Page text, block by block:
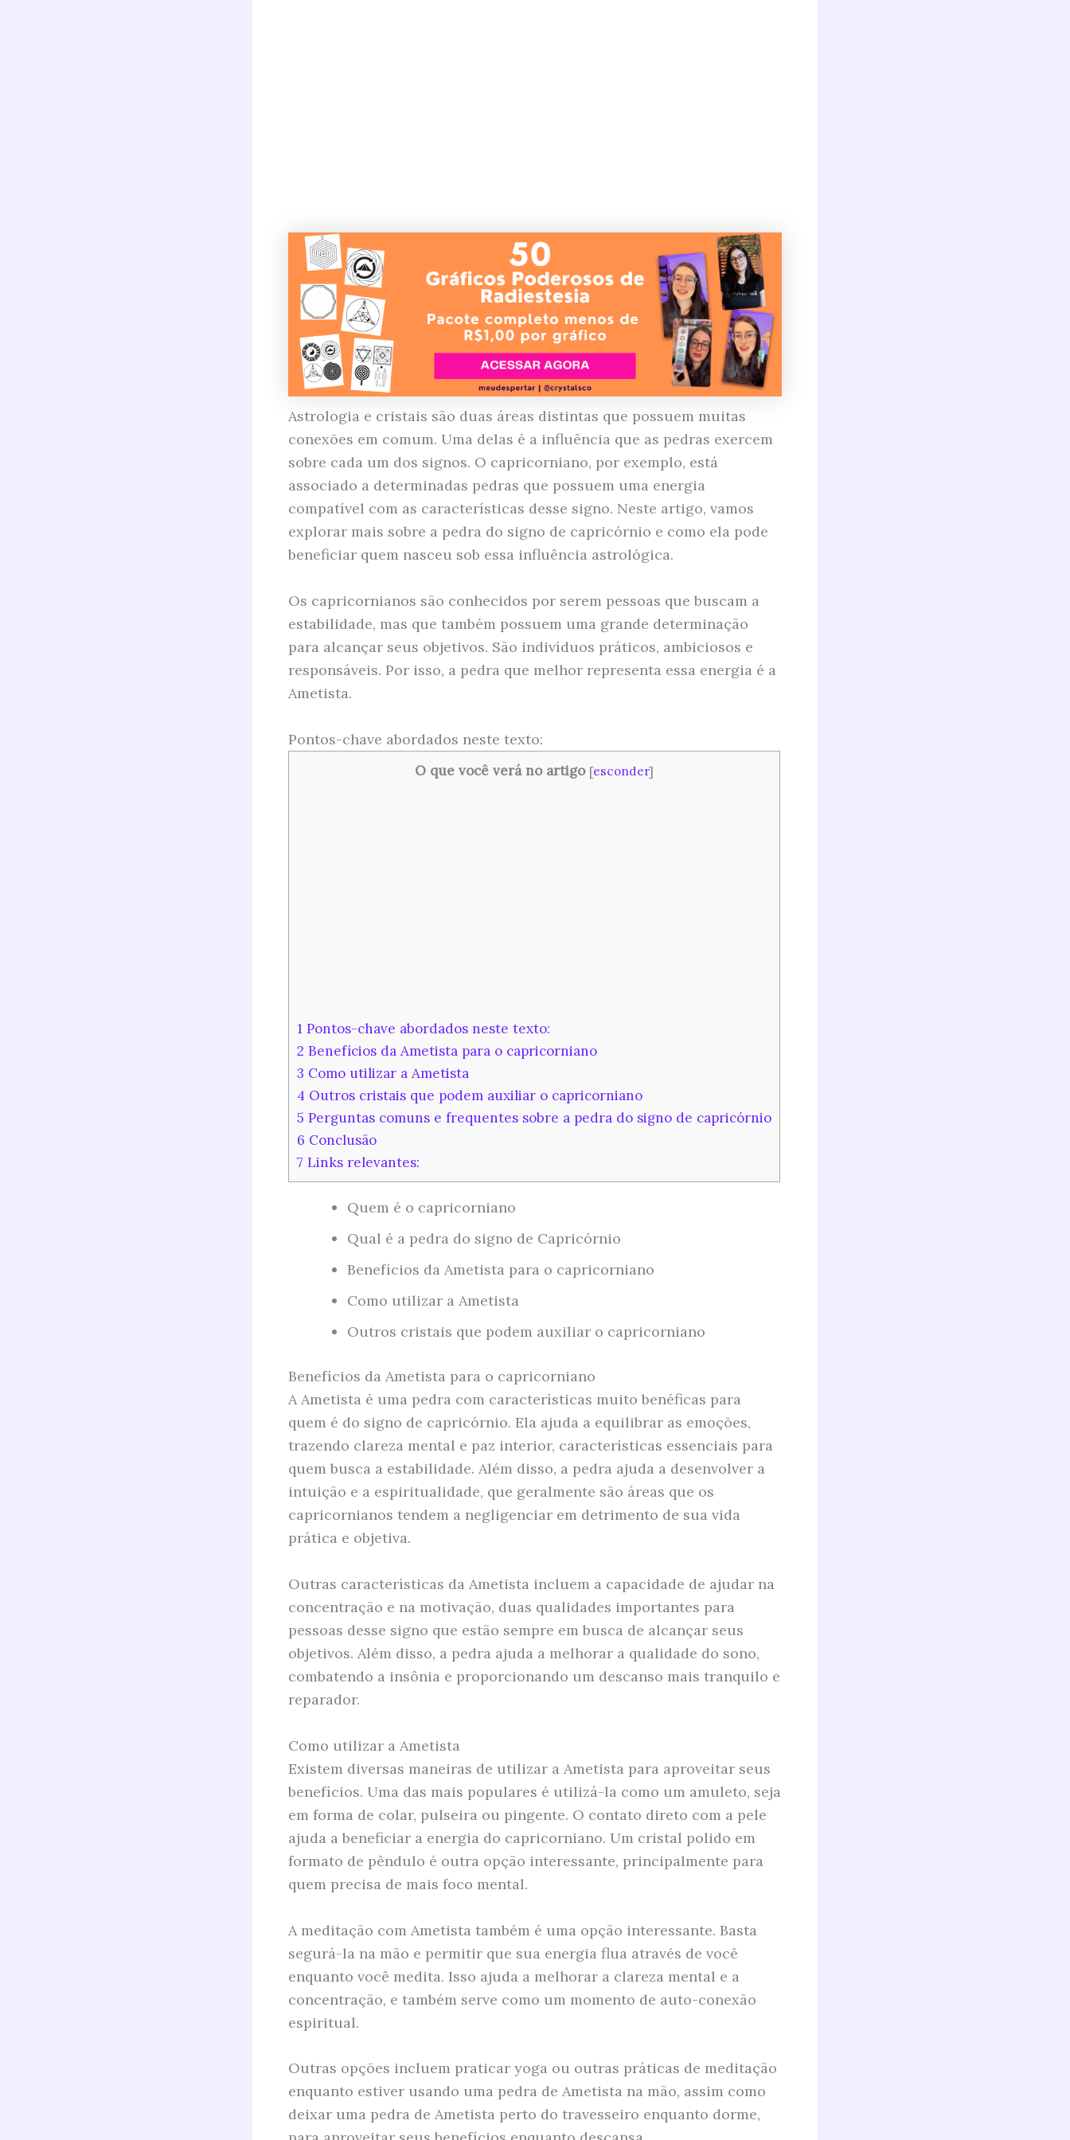
Astrologia e cristais são duas áreas distintas que possuem muitas
conexões em comum. Uma delas é a influência que as pedras exercem
sobre cada um dos signos. O capricorniano, por exemplo, está
associado a determinadas pedras que possuem uma energia
compatível com as características desse signo. Neste artigo, vamos
explorar mais sobre a pedra do signo de capricórnio e como ela pode
beneficiar quem nasceu sob essa influência astrológica.
Os capricornianos são conhecidos por serem pessoas que buscam a
estabilidade, mas que também possuem uma grande determinação
para alcançar seus objetivos. São indivíduos práticos, ambiciosos e
responsáveis. Por isso, a pedra que melhor representa essa energia é a
Ametista.
Pontos-chave abordados neste texto:
O que você verá no artigo [esconder]
1 Pontos-chave abordados neste texto:
2 Benefícios da Ametista para o capricorniano
3 Como utilizar a Ametista
4 Outros cristais que podem auxiliar o capricorniano
5 Perguntas comuns e frequentes sobre a pedra do signo de capricórnio
6 Conclusão
7 Links relevantes:
Quem é o capricorniano
Qual é a pedra do signo de Capricórnio
Benefícios da Ametista para o capricorniano
Como utilizar a Ametista
Outros cristais que podem auxiliar o capricorniano
Benefícios da Ametista para o capricorniano
A Ametista é uma pedra com características muito benéficas para
quem é do signo de capricórnio. Ela ajuda a equilibrar as emoções,
trazendo clareza mental e paz interior, características essenciais para
quem busca a estabilidade. Além disso, a pedra ajuda a desenvolver a
intuição e a espiritualidade, que geralmente são áreas que os
capricornianos tendem a negligenciar em detrimento de sua vida
prática e objetiva.
Outras características da Ametista incluem a capacidade de ajudar na
concentração e na motivação, duas qualidades importantes para
pessoas desse signo que estão sempre em busca de alcançar seus
objetivos. Além disso, a pedra ajuda a melhorar a qualidade do sono,
combatendo a insônia e proporcionando um descanso mais tranquilo e
reparador.
Como utilizar a Ametista
Existem diversas maneiras de utilizar a Ametista para aproveitar seus
benefícios. Uma das mais populares é utilizá-la como um amuleto, seja
em forma de colar, pulseira ou pingente. O contato direto com a pele
ajuda a beneficiar a energia do capricorniano. Um cristal polido em
formato de pêndulo é outra opção interessante, principalmente para
quem precisa de mais foco mental.
A meditação com Ametista também é uma opção interessante. Basta
segurá-la na mão e permitir que sua energia flua através de você
enquanto você medita. Isso ajuda a melhorar a clareza mental e a
concentração, e também serve como um momento de auto-conexão
espiritual.
Outras opções incluem praticar yoga ou outras práticas de meditação
enquanto estiver usando uma pedra de Ametista na mão, assim como
deixar uma pedra de Ametista perto do travesseiro enquanto dorme,